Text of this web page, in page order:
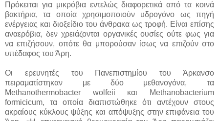
Πρόκειται για μικρόβια εντελώς διαφορετικά από τα κοινά
βακτήρια, τα οποία χρησιμοποιούν υδρογόνο ως πηγή
ενέργειας και διοξείδιο του άνθρακα ως τροφή. Είναι επίσης
αναερόβια, δεν χρειάζονται οργανικές ουσίες ούτε φως για
να επιζήσουν, οπότε θα μπορούσαν ίσως να επιζούν στο
υπέδαφος του Άρη.
Οι ερευνητές του Πανεπιστημίου του Άρκανσο
πειραματίστηκαν με δύο μεθανογόνα, τα
Methanothermobacter wolfeii και Methanobacterium
formicicum, τα οποία διαπιστώθηκε ότι αντέχουν στους
ακραίους κύκλους ψύξης και απόψυξης στην επιφάνεια του